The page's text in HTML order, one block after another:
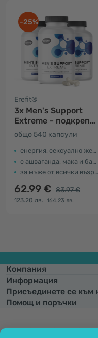
-25%
Erefit®
3x Men's Support
Extreme – подкрепа
за мъже
общо 540 капсули
енергия, сексуално желание и издръжливост
с ашваганда, мака и бабини зъби
за мъже от всички възрасти
62.99 € 83.97 €
123.20 лв. 164.23 лв.
Компания
Информация
Присъединете се към
Помощ и поръчки